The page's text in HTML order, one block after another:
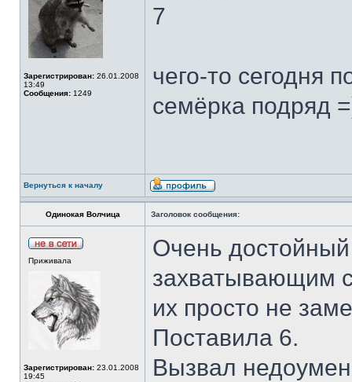
Зарегистрирован: 26.01.2008
13:49
Сообщения: 1249
7
чего-то сегодня
семёрка подряд
Вернуться к началу
Одинокая Волчица Заголовок сообщения:
Приживала
Зарегистрирован: 23.01.2008
19:45
Очень
захватывающим
их просто не
Поставила 6.
Вызвал